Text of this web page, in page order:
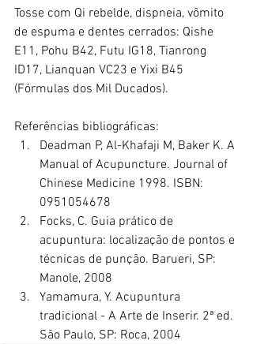
Tosse com Qi rebelde, dispneia, vômito
de espuma e dentes cerrados: Qishe
E11, Pohu B42, Futu IG18, Tianrong
ID17, Lianquan VC23 e Yixi B45
(Fórmulas dos Mil Ducados).
Referências bibliográficas:
Deadman P, Al-Khafaji M, Baker K. A
Manual of Acupuncture. Journal of
Chinese Medicine 1998. ISBN:
0951054678
Focks, C. Guia prático de
acupuntura: localização de pontos e
técnicas de punção. Barueri, SP:
Manole, 2008
Yamamura, Y. Acupuntura
tradicional - A Arte de Inserir. 2ª ed.
São Paulo, SP: Roca, 2004